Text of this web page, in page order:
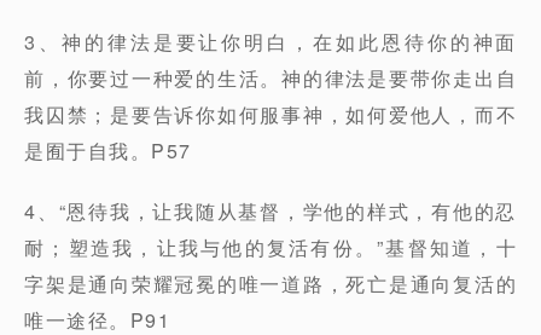
3、神的律法是要让你明白，在如此恩待你的神面
前，你要过一种爱的生活。神的律法是要带你走出自
我囚禁；是要告诉你如何服事神，如何爱他人，而不
是囿于自我。P57
4、“恩待我，让我随从基督，学他的样式，有他的忍
耐；塑造我，让我与他的复活有份。”基督知道，十
字架是通向荣耀冠冕的唯一道路，死亡是通向复活的
唯一途径。P91